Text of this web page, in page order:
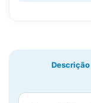
Descrição